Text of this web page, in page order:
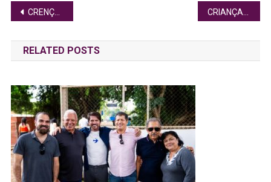
Navegação
de
Post
CRENÇAS LIMITANTES SABOTAM O POTENCIAL HUMANO CRIANÇAS E ADOLESCENTES NEGROS SÃO MAIORIA ENTRE AFASTADOS DE SUAS ORIGENS
RELATED POSTS